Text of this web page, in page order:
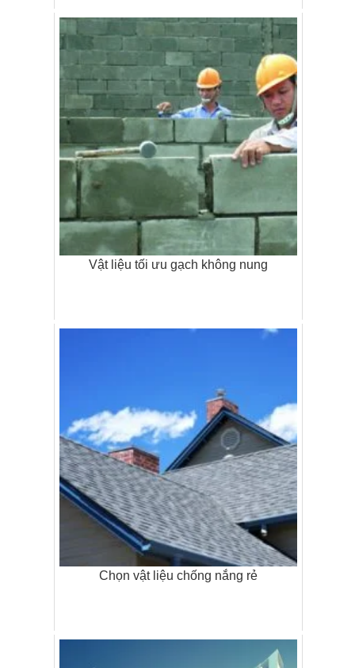
Vật liệu tối ưu gạch không nung
Chọn vật liệu chống nắng rẻ